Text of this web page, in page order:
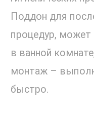
Поддон для
процедур,
в ванной
монтаж –
быстро.